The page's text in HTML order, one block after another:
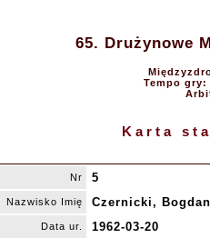
65. Drużynowe
Tempo gry:
Karta
Nr 5
Nazwisko Imię Czernicki, Bogdan
Data ur. 1962-03-20